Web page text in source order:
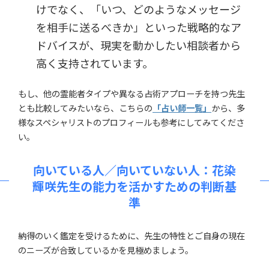
けでなく、「いつ、どのようなメッセージ
を相手に送るべきか」といった戦略的なア
ドバイスが、現実を動かしたい相談者から
高く支持されています。
もし、他の霊能者タイプや異なる占術アプローチを持つ先生
とも比較してみたいなら、こちらの 「占い師一覧」 から、多
様なスペシャリストのプロフィールも参考にしてみてくださ
い。
向いている人／向いていない人：花染
輝咲先生の能力を活かすための判断基
準
納得のいく鑑定を受けるために、先生の特性とご自身の現在
のニーズが合致しているかを見極めましょう。